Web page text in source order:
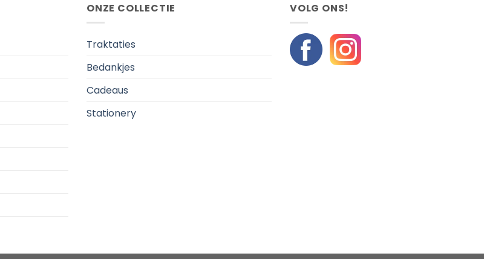
ONZE COLLECTIE
Traktaties
Bedankjes
Cadeaus
Stationery
VOLG ONS!